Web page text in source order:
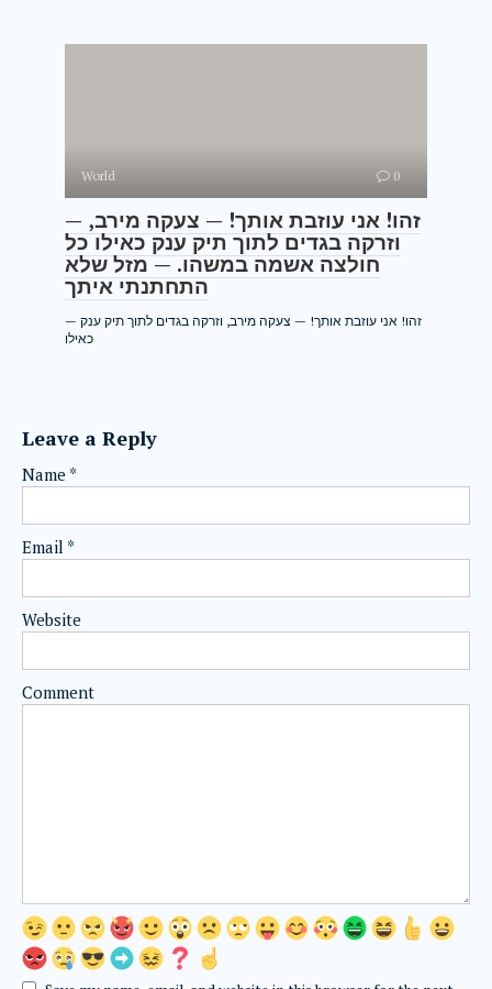
World 0
— זהו! אני עוזבת אותך! — צעקה מירב,
וזרקה בגדים לתוך תיק ענק כאילו כל
חולצה אשמה במשהו. — מזל שלא
התחתנתי איתך
— זהו! אני עוזבת אותך! — צעקה מירב, וזרקה בגדים לתוך תיק ענק
כאילו
Leave a Reply
Name *
Email *
Website
Comment